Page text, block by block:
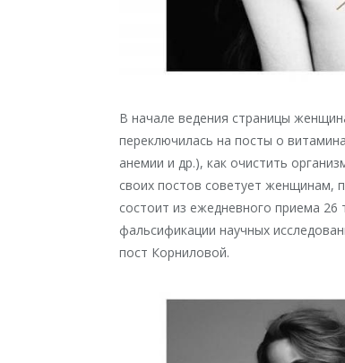
В начале ведения страницы
переключилась на посты о
анемии и др.), как очистить
своих постов советует женщинам,
состоит из ежедневного приема
фальсификации научных
пост Корниловой.